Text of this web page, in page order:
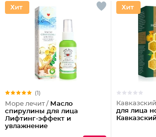
(1)
Море лечит / Масло
спирулины для лица
Лифтинг-эффект и
увлажнение
для лица